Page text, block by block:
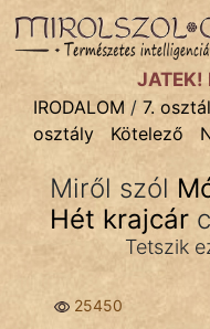
IRODALOMtémák:
Dráma
Elbeszélő
Eposz
Komédia
Kötelező
IRODALOM / 7.
osztály
Kötelező
Miről szól
Hét krajcár
Tetszik
25450